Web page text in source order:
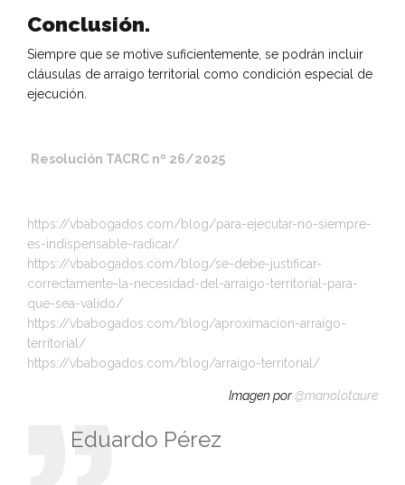
Conclusión.
Siempre que se motive suficientemente, se podrán incluir
cláusulas de arraigo territorial como condición especial de
ejecución.
Resolución TACRC nº 26/2025
https://vbabogados.com/blog/para-ejecutar-no-siempre-
es-indispensable-radicar/
https://vbabogados.com/blog/se-debe-justificar-
correctamente-la-necesidad-del-arraigo-territorial-para-
que-sea-valido/
https://vbabogados.com/blog/aproximacion-arraigo-
territorial/
https://vbabogados.com/blog/arraigo-territorial/
Imagen por@manolotaure
Eduardo Pérez